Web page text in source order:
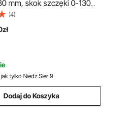
mm, skok szczęki 0-130
dźwigowy, komercyjna
gier zręcznościowych, fajna
chwytania i wygrywania ze
dzieci, dla chłopców i
(4)
zł
jak tylko Niedz.Sier 9
Dodaj do Koszyka